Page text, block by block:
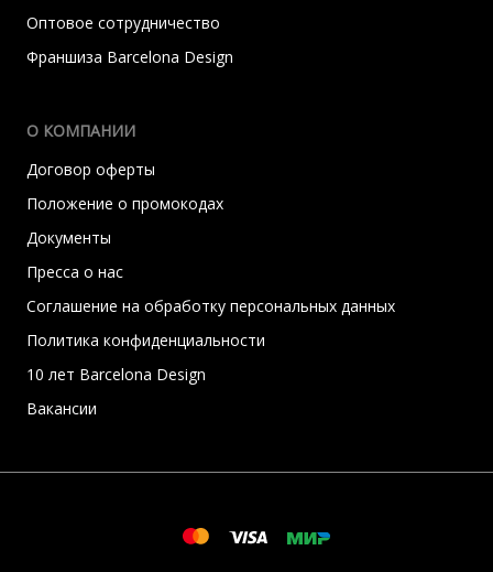
Оптовое сотрудничество
Франшиза Barcelona Design
О КОМПАНИИ
Договор оферты
Положение о промокодах
Документы
Пресса о нас
Соглашение на обработку персональных данных
Политика конфиденциальности
10 лет Barcelona Design
Вакансии